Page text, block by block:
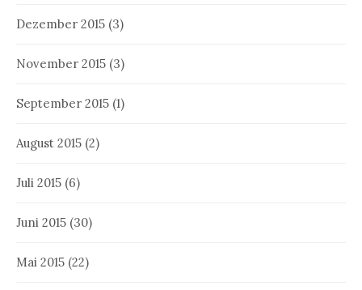
Dezember 2015 (3)
November 2015 (3)
September 2015 (1)
August 2015 (2)
Juli 2015 (6)
Juni 2015 (30)
Mai 2015 (22)